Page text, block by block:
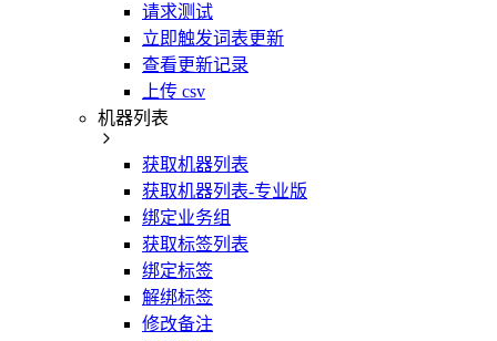
请求测试
立即触发词表更新
查看更新记录
上传 csv
机器列表
获取机器列表
获取机器列表-专业版
绑定业务组
获取标签列表
绑定标签
解绑标签
修改备注